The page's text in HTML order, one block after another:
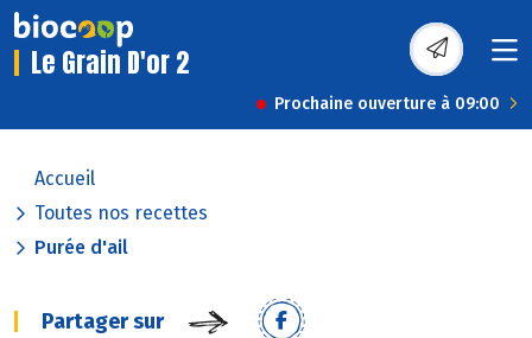
Le Grain D'or 2
Prochaine ouverture à 09:00
Accueil
Toutes nos recettes
Purée d'ail
Partager sur